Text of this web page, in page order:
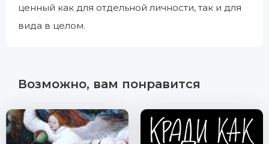
ценный как для отдельной личности, так и для
вида в целом.
Возможно, вам понравится